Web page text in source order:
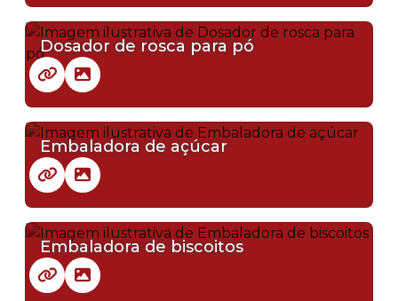
Dosador de rosca para pó
Embaladora de açúcar
Embaladora de biscoitos